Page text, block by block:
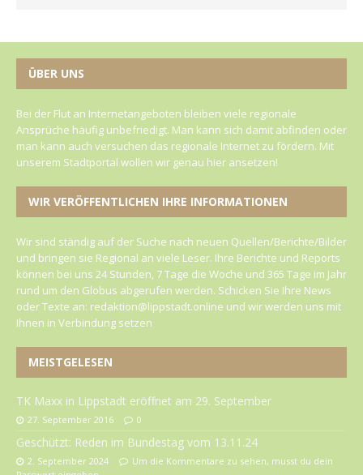
ÜBER UNS
Bei der Flut an Internetangeboten bleiben viele regionale
Ansprüche häufig unbefriedigt. Man kann sich damit abfinden oder
man kann auch versuchen das regionale Internet zu fördern. Mit
unserem Stadtportal wollen wir genau hier ansetzen!
WIR VERÖFFENTLICHEN IHRE INFORMATIONEN
Wir sind ständig auf der Suche nach neuen Quellen/Berichte/Bilder
und bringen sie Regional an viele Leser. Ihre Berichte und Reports
können bei uns 24 Stunden, 7 Tage die Woche und 365 Tage im Jahr
rund um den Globus abgerufen werden. Schicken Sie Ihre News
oder Texte an: redaktion@lippstadt.online und wir werden uns mit
Ihnen in Verbindung setzen
MEISTGELESEN
TK Maxx in Lippstadt eröffnet am 29. September
27. September 2016 0
Geschützt: Reden im Bundestag vom 13.11.24
2. September 2024
Um die Kommentare zu sehen, musst du dein